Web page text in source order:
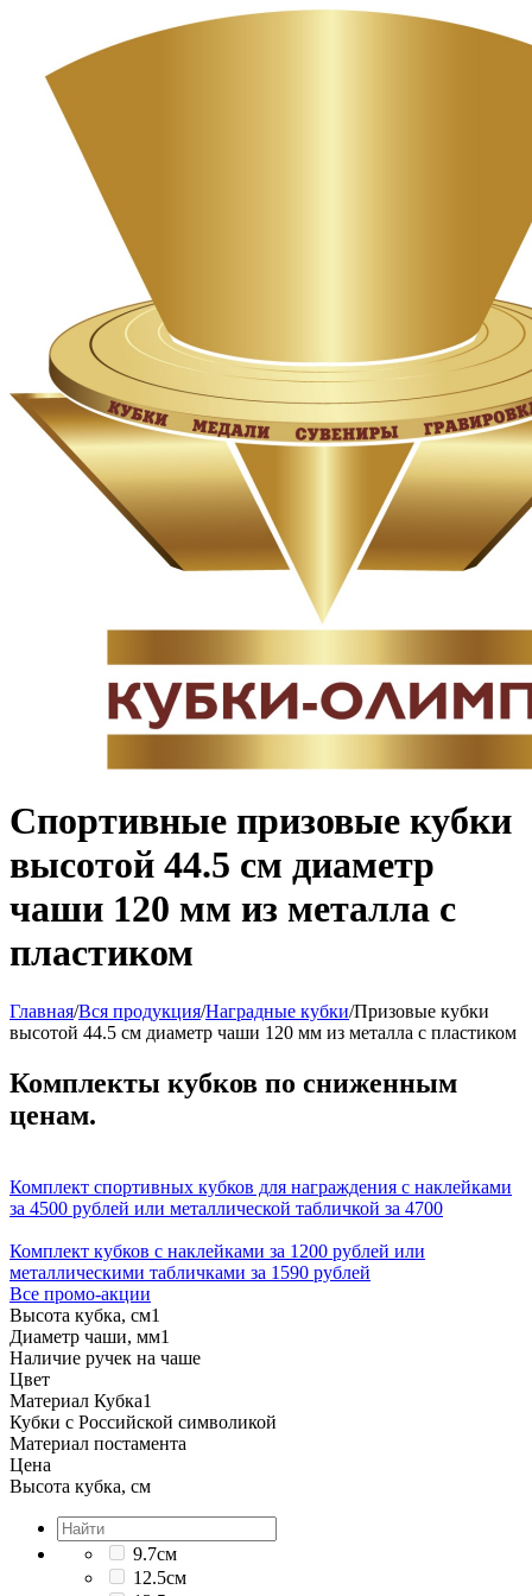
Спортивные призовые кубки
высотой 44.5 см диаметр
чаши 120 мм из металла с
пластиком
Главная/Вся продукция/Наградные кубки/Призовые кубки
высотой 44.5 см диаметр чаши 120 мм из металла с пластиком
Комплекты кубков по сниженным
ценам.
Комплект спортивных кубков для награждения с наклейками
за 4500 рублей или металлической табличкой за 4700
Комплект кубков с наклейками за 1200 рублей или
металлическими табличками за 1590 рублей
Все промо-акции
Высота кубка, см1
Диаметр чаши, мм1
Наличие ручек на чаше
Цвет
Материал Кубка1
Кубки с Российской символикой
Материал постамента
Цена
Высота кубка, см
9.7см
12.5см